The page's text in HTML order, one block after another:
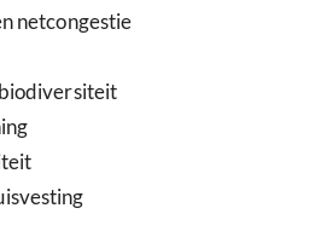
netcongestie